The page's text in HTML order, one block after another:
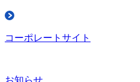
コーポレートサイト
お知らせ